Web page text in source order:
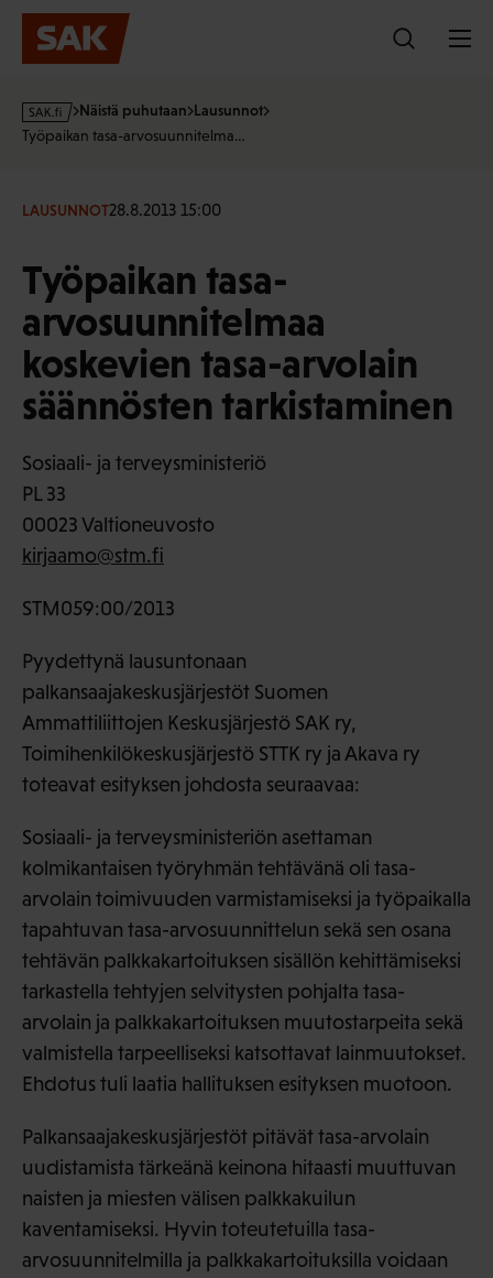
Hyppää
sisältöön
s
a
f
Näistä puhutaan Lausunnot
Työpaikan tasa-arvosuunnitelma…
LAUSUNNOT28.8.2013 15:00
Työpaikan tasa-
arvosuunnitelmaa
koskevien tasa-arvolain
säännösten tarkistaminen
Sosiaali- ja terveysministeriö
PL 33
00023 Valtioneuvosto
kirjaamo@stm.fi
STM059:00/2013
Pyydettynä lausuntonaan
palkansaajakeskusjärjestöt Suomen
Ammattiliittojen Keskusjärjestö SAK ry,
Toimihenkilökeskusjärjestö STTK ry ja Akava ry
toteavat esityksen johdosta seuraavaa:
Sosiaali- ja terveysministeriön asettaman
kolmikantaisen työryhmän tehtävänä oli tasa-
arvolain toimivuuden varmistamiseksi ja työpaikalla
tapahtuvan tasa-arvosuunnittelun sekä sen osana
tehtävän palkkakartoituksen sisällön kehittämiseksi
tarkastella tehtyjen selvitysten pohjalta tasa-
arvolain ja palkkakartoituksen muutostarpeita sekä
valmistella tarpeelliseksi katsottavat lainmuutokset.
Ehdotus tuli laatia hallituksen esityksen muotoon.
Palkansaajakeskusjärjestöt pitävät tasa-arvolain
uudistamista tärkeänä keinona hitaasti muuttuvan
naisten ja miesten välisen palkkakuilun
kaventamiseksi. Hyvin toteutetuilla tasa-
arvosuunnitelmilla ja palkkakartoituksilla voidaan